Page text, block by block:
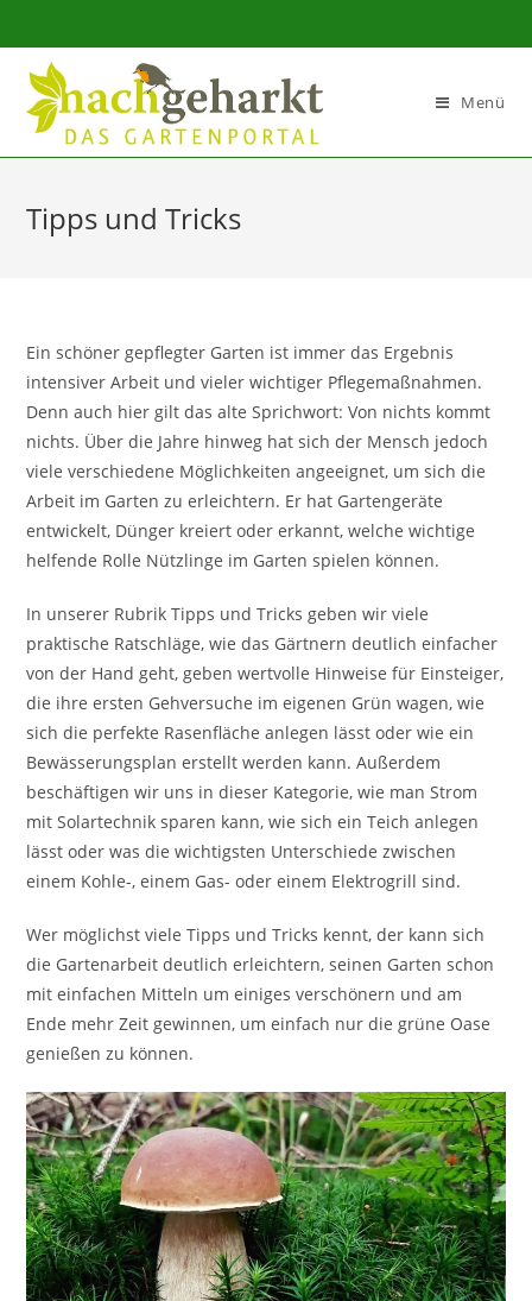
Sidebar-
Inhalt
Menü
Tipps und Tricks
Ein schöner gepflegter Garten ist immer das Ergebnis
intensiver Arbeit und vieler wichtiger Pflegemaßnahmen.
Denn auch hier gilt das alte Sprichwort: Von nichts kommt
nichts. Über die Jahre hinweg hat sich der Mensch jedoch
viele verschiedene Möglichkeiten angeeignet, um sich die
Arbeit im Garten zu erleichtern. Er hat Gartengeräte
entwickelt, Dünger kreiert oder erkannt, welche wichtige
helfende Rolle Nützlinge im Garten spielen können.
In unserer Rubrik Tipps und Tricks geben wir viele
praktische Ratschläge, wie das Gärtnern deutlich einfacher
von der Hand geht, geben wertvolle Hinweise für Einsteiger,
die ihre ersten Gehversuche im eigenen Grün wagen, wie
sich die perfekte Rasenfläche anlegen lässt oder wie ein
Bewässerungsplan erstellt werden kann. Außerdem
beschäftigen wir uns in dieser Kategorie, wie man Strom
mit Solartechnik sparen kann, wie sich ein Teich anlegen
lässt oder was die wichtigsten Unterschiede zwischen
einem Kohle-, einem Gas- oder einem Elektrogrill sind.
Wer möglichst viele Tipps und Tricks kennt, der kann sich
die Gartenarbeit deutlich erleichtern, seinen Garten schon
mit einfachen Mitteln um einiges verschönern und am
Ende mehr Zeit gewinnen, um einfach nur die grüne Oase
genießen zu können.